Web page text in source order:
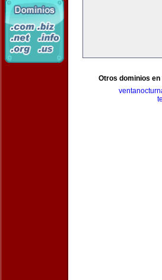
Otros dominios en